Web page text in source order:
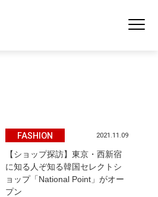
FASHION 2021.11.09
【ショップ探訪】東京・西新宿
に知る人ぞ知る韓国セレクトシ
ョップ「National Point」がオー
プン